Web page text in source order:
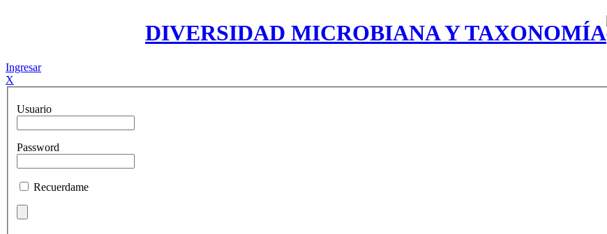
DIVERSIDAD MICROBIANA Y TAXONOMÍA
Ingresar
X
Usuario
Password
Recuerdame